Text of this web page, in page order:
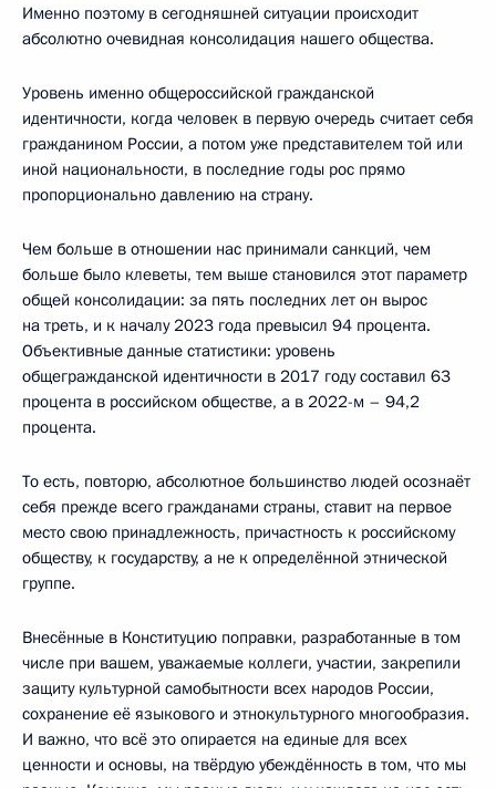
Именно поэтому в сегодняшней ситуации происходит
абсолютно очевидная консолидация нашего общества.
Уровень именно общероссийской гражданской
идентичности, когда человек в первую очередь считает себя
гражданином России, а потом уже представителем той или
иной национальности, в последние годы рос прямо
пропорционально давлению на страну.
Чем больше в отношении нас принимали санкций, чем
больше было клеветы, тем выше становился этот параметр
общей консолидации: за пять последних лет он вырос
на треть, и к началу 2023 года превысил 94 процента.
Объективные данные статистики: уровень
общегражданской идентичности в 2017 году составил 63
процента в российском обществе, а в 2022-м – 94,2
процента.
То есть, повторю, абсолютное большинство людей осознаёт
себя прежде всего гражданами страны, ставит на первое
место свою принадлежность, причастность к российскому
обществу, к государству, а не к определённой этнической
группе.
Внесённые в Конституцию поправки, разработанные в том
числе при вашем, уважаемые коллеги, участии, закрепили
защиту культурной самобытности всех народов России,
сохранение её языкового и этнокультурного многообразия.
И важно, что всё это опирается на единые для всех
ценности и основы, на твёрдую убеждённость в том, что мы